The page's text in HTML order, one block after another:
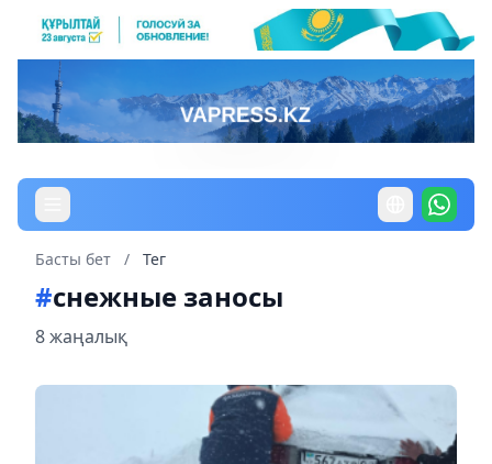
Басты бет / Тег
#снежные заносы
8 жаңалық